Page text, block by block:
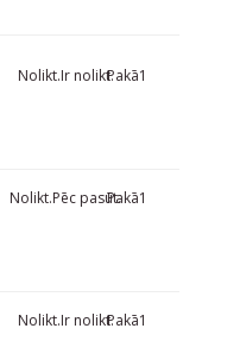
Nolikt.Ir nolikt.Pakā1
Nolikt.Pēc pasūt.Pakā1
Nolikt.Ir nolikt.Pakā1